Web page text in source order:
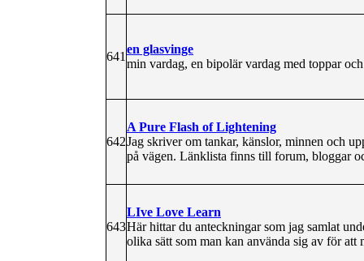
641
en glasvinge
min vardag, en bipolär vardag med toppar
642
A Pure Flash of Lightening
Jag skriver om tankar, känslor, minnen och
på vägen. Länklista finns till forum, bloggar
643
LIve Love Learn
Här hittar du anteckningar som jag samlat
olika sätt som man kan använda sig av för